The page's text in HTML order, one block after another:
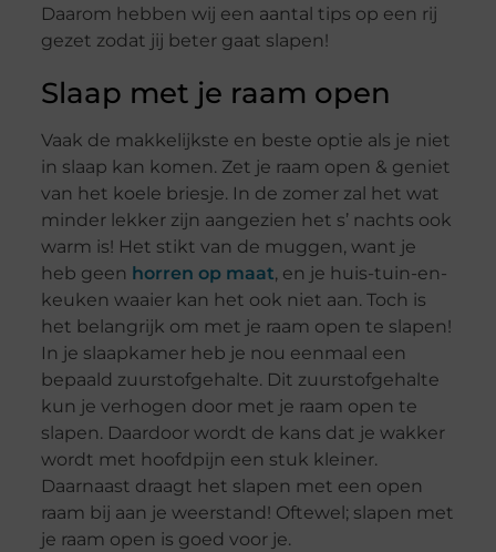
Daarom hebben wij een aantal tips op een rij
gezet zodat jij beter gaat slapen!
Slaap met je raam open
Vaak de makkelijkste en beste optie als je niet
in slaap kan komen. Zet je raam open & geniet
van het koele briesje. In de zomer zal het wat
minder lekker zijn aangezien het s’ nachts ook
warm is! Het stikt van de muggen, want je
heb geen horren op maat, en je huis-tuin-en-
keuken waaier kan het ook niet aan. Toch is
het belangrijk om met je raam open te slapen!
In je slaapkamer heb je nou eenmaal een
bepaald zuurstofgehalte. Dit zuurstofgehalte
kun je verhogen door met je raam open te
slapen. Daardoor wordt de kans dat je wakker
wordt met hoofdpijn een stuk kleiner.
Daarnaast draagt het slapen met een open
raam bij aan je weerstand! Oftewel; slapen met
je raam open is goed voor je.